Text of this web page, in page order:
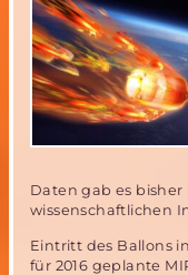
wird
Daten gab es
wissenschaftlichen
Eintritt des Ballons
für 2016 geplante